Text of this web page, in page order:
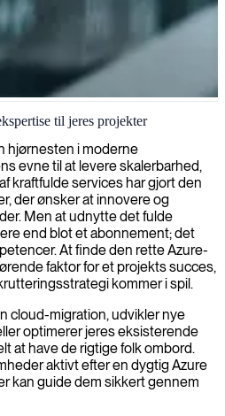
som designer og
infrastrukturer, og sikrer at din
potentiale af Microsoft Azure-
til jeres projekter
hjørnesten i moderne
evne til at levere skalerbarhed,
kraftfulde services har gjort den
der ønsker at innovere og
Men at udnytte det fulde
end blot et abonnement; det
At finde den rette Azure-
faktor for et projekts succes,
kommer i spil.
cloud-migration, udvikler nye
optimerer jeres eksisterende
at have de rigtige folk ombord.
aktivt efter en dygtig Azure
kan guide dem sikkert gennem